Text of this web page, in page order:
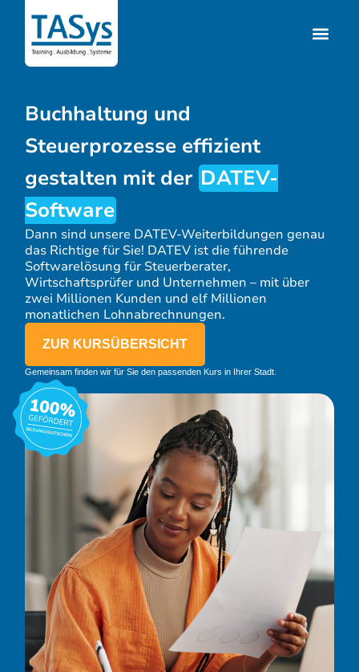
Buchhaltung und
Steuerprozesse effizient
gestalten mit der DATEV-
Software
Dann sind unsere DATEV-Weiterbildungen genau
das Richtige für Sie! DATEV ist die führende
Softwarelösung für Steuerberater,
Wirtschaftsprüfer und Unternehmen – mit über
zwei Millionen Kunden und elf Millionen
monatlichen Lohnabrechnungen.
ZUR KURSÜBERSICHT
Gemeinsam finden wir für Sie den passenden Kurs in Ihrer Stadt.